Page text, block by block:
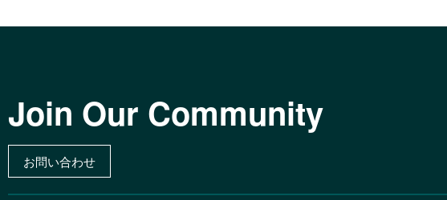
Join Our Community
お問い合わせ